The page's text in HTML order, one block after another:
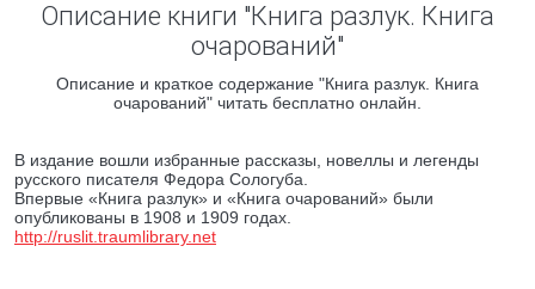
Описание книги "Книга разлук. Книга
очарований"
Описание и краткое содержание "Книга разлук. Книга
очарований" читать бесплатно онлайн.
В издание вошли избранные рассказы, новеллы и легенды
русского писателя Федора Сологуба.
Впервые «Книга разлук» и «Книга очарований» были
опубликованы в 1908 и 1909 годах.
http://ruslit.traumlibrary.net